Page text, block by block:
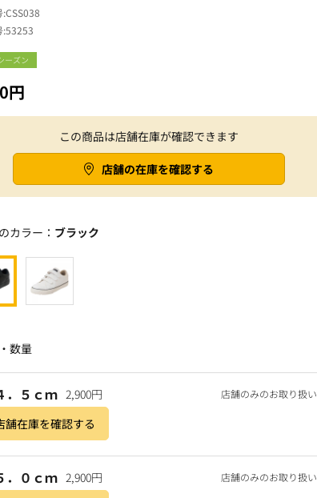
ーズン
この商品は店舗在庫が確認できます
店舗の在庫を確認する
円
CSS038
53253
カラー： ブラック
数量
．５ｃｍ 2,900円 店舗のみのお取り扱い
舗在庫を確認する
．０ｃｍ 2,900円 店舗のみのお取り扱い